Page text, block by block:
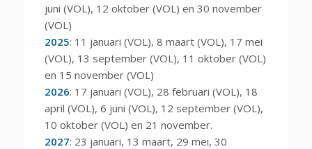
juni (VOL), 12 oktober (VOL) en 30 november
(VOL)
2025: 11 januari (VOL), 8 maart (VOL), 17 mei
(VOL), 13 september (VOL), 11 oktober (VOL)
en 15 november (VOL)
2026: 17 januari (VOL), 28 februari (VOL), 18
april (VOL), 6 juni (VOL), 12 september (VOL),
10 oktober (VOL) en 21 november.
2027: 23 januari, 13 maart, 29 mei, 30